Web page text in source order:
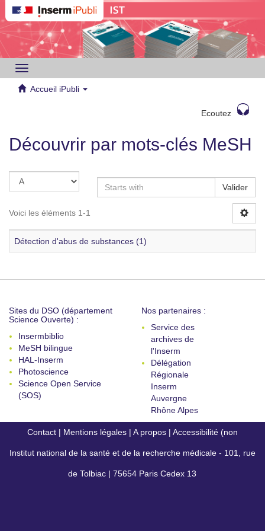
Toggle
navigation
Accueil iPubli
Ecoutez
Découvrir par mots-clés MeSH
Valider
Voici les éléments 1-1
Détection d'abus de substances (1)
Sites du DSO (département
Science Ouverte) :
Insermbiblio
MeSH bilingue
HAL-Inserm
Photoscience
Science Open Service
(SOS)
Nos partenaires :
Service des
archives de
l'Inserm
Délégation
Régionale
Inserm
Auvergne
Rhône Alpes
Contact | Mentions légales | A propos | Accessibilité (non
conforme)
Institut national de la santé et de la recherche médicale - 101, rue
de Tolbiac | 75654 Paris Cedex 13